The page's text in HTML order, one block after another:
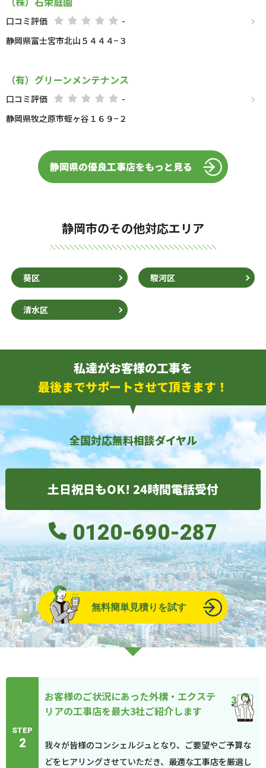
口コミ評価
-
静岡県富士宮市北山５４４４−３
（有）グリーンメンテナンス
口コミ評価
-
静岡県牧之原市蛭ヶ谷１６９−２
静岡県の優良工事店をもっと見る
静岡市のその他対応エリア
葵区 駿河区
清水区
私達がお客様の工事を
最後までサポートさせて頂きます！
全国対応無料相談ダイヤル
土日祝日もOK! 24時間電話受付
0120-690-287
無料簡単見積りを試す
STEP
2
お客様のご状況にあった外構・エクステ
リアの工事店を最大3社ご紹介します
我々が皆様のコンシェルジュとなり、ご要望やご予算な
どをヒアリングさせていただき、最適な工事店を厳選し